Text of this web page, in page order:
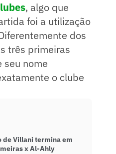
, algo que
foi a utilização
dos
três primeiras
seu nome
o clube
de Villani termina em
x Al-Ahly